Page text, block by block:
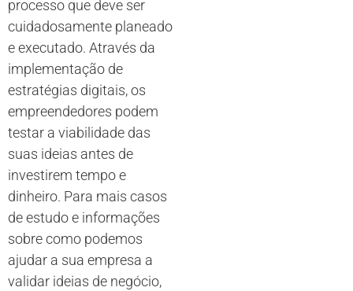
processo que deve ser
cuidadosamente planeado
e executado. Através da
implementação de
estratégias digitais, os
empreendedores podem
testar a viabilidade das
suas ideias antes de
investirem tempo e
dinheiro. Para mais casos
de estudo e informações
sobre como podemos
ajudar a sua empresa a
validar ideias de negócio,